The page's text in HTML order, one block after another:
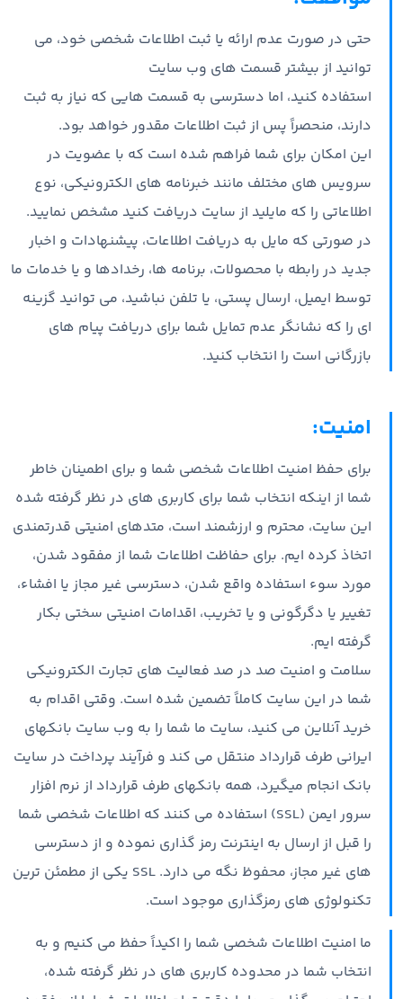
حتی در صورت عدم ارائه یا ثبت اطلاعات شخصی خود، می
توانید از بیشتر قسمت های وب سایت
استفاده کنید، اما دسترسی به قسمت هایی که نیاز به ثبت
دارند، منحصراً پس از ثبت اطلاعات مقدور خواهد بود.
این امکان برای شما فراهم شده است که با عضویت در
سرویس های مختلف مانند خبرنامه های الکترونیکی، نوع
اطلاعاتی را که مایلید از سایت دریافت کنید مشخص نمایید.
در صورتی که مایل به دریافت اطلاعات، پیشنهادات و اخبار
جدید در رابطه با محصولات، برنامه ها، رخدادها و یا خدمات ما
توسط ایمیل، ارسال پستی، یا تلفن نباشید، می توانید گزینه
ای را که نشانگر عدم تمایل شما برای دریافت پیام های
بازرگانی است را انتخاب کنید.
امنیت:
برای حفظ امنیت اطلاعات شخصی شما و برای اطمینان خاطر
شما از اینکه انتخاب شما برای کاربری های در نظر گرفته شده
این سایت، محترم و ارزشمند است، متدهای امنیتی قدرتمندی
اتخاذ کرده ایم. برای حفاظت اطلاعات شما از مفقود شدن،
مورد سوء استفاده واقع شدن، دسترسی غیر مجاز یا افشاء،
تغییر یا دگرگونی و یا تخریب، اقدامات امنیتی سختی بکار
گرفته ایم.
سلامت و امنیت صد در صد فعالیت های تجارت الکترونیکی
شما در این سایت کاملاً تضمین شده است. وقتی اقدام به
خرید آنلاین می کنید، سایت ما شما را به وب سایت بانکهای
ایرانی طرف قرارداد منتقل می کند و فرآیند پرداخت در سایت
بانک انجام میگیرد، همه بانکهای طرف قرارداد از نرم افزار
سرور ایمن (SSL) استفاده می کنند که اطلاعات شخصی شما
را قبل از ارسال به اینترنت رمز گذاری نموده و از دسترسی
های غیر مجاز، محفوظ نگه می دارد. SSL یکی از مطمئن ترین
تکنولوژی های رمزگذاری موجود است.
ما امنیت اطلاعات شخصی شما را اکیداً حفظ می کنیم و به
انتخاب شما در محدوده کاربری های در نظر گرفته شده،